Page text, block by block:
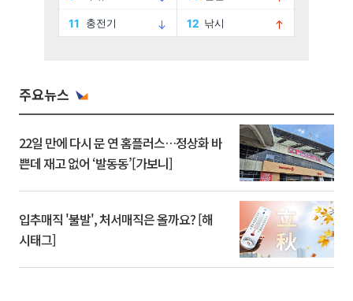
주요뉴스
22일 만에 다시 문 연 홈플러스…정상화 바
쁜데 재고 없어 ‘발동동’[가보니]
입추매직 '불발', 처서매직은 올까요? [해
시태그]